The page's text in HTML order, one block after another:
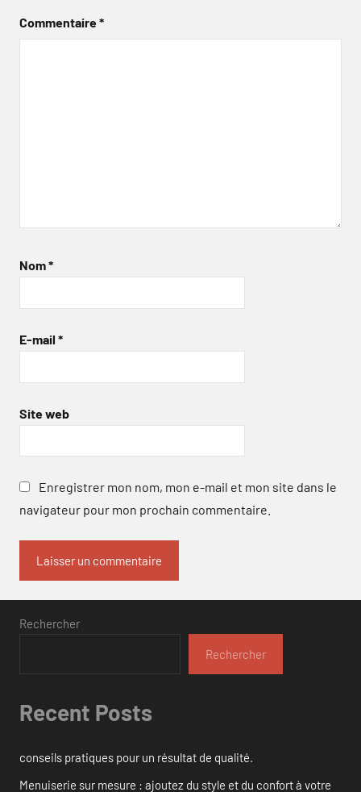
Commentaire*
Nom*
E-mail *
Site web
Enregistrer mon nom, mon e-mail et mon site dans le
navigateur pour mon prochain commentaire.
Rechercher
Rechercher
Recent Posts
conseils pratiques pour un résultat de qualité.
Menuiserie sur mesure : ajoutez du style et du confort à votre